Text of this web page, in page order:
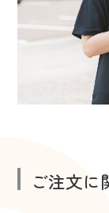
ご注文に